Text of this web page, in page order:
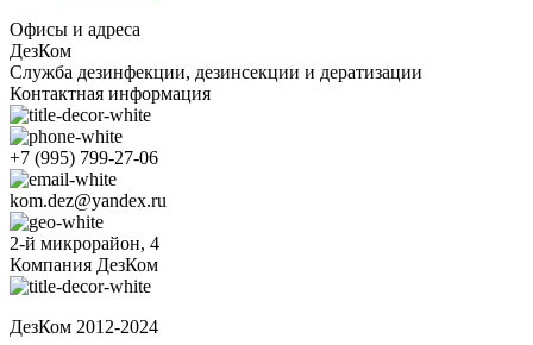
Офисы и адреса
ДезКом
Служба дезинфекции, дезинсекции и дератизации
Контактная информация
+7 (995) 799-27-06
kom.dez@yandex.ru
2-й микрорайон, 4
Компания ДезКом
ДезКом 2012-2024